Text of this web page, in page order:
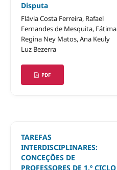
Disputa
Flávia Costa Ferreira, Rafael
Fernandes de Mesquita, Fátima
Regina Ney Matos, Ana Keuly
Luz Bezerra
PDF
TAREFAS
INTERDISCIPLINARES:
CONCEÇÕES DE
PROFESSORES DE 1.º CICLO